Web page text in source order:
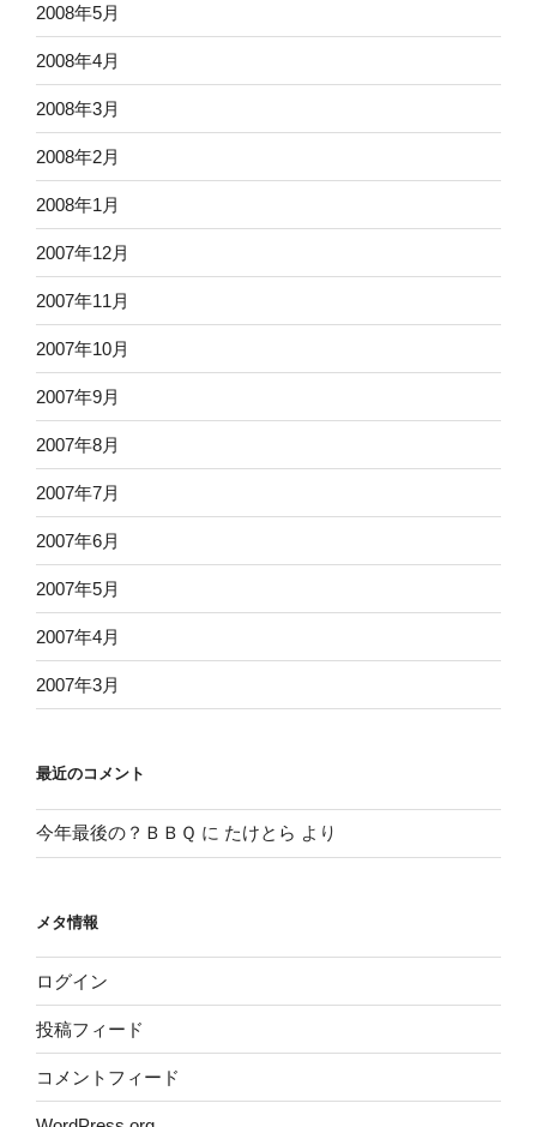
2008年5月
2008年4月
2008年3月
2008年2月
2008年1月
2007年12月
2007年11月
2007年10月
2007年9月
2007年8月
2007年7月
2007年6月
2007年5月
2007年4月
2007年3月
最近のコメント
今年最後の？ＢＢＱ に たけとら より
メタ情報
ログイン
投稿フィード
コメントフィード